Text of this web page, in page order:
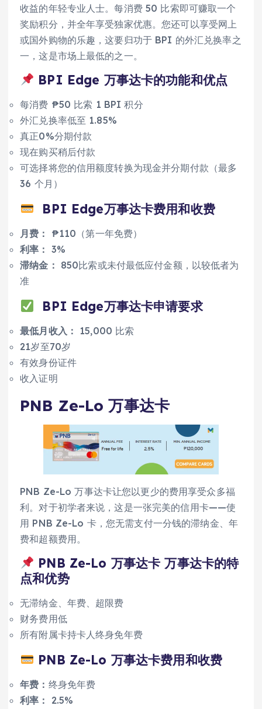
收益的年轻专业人士。每消费 50 比索即可赚取一个
奖励积分，并全年享受独家优惠。您还可以享受网上
或国外购物的乐趣，这要归功于 BPI 的外汇兑换率之
一，这是市场上最低的之一。
BPI Edge 万事达卡的功能和优点
每消费 ₱50 比索 1 BPI 积分
外汇兑换率低至 1.85%
真正0%分期付款
现在购买稍后付款
可选择将您的信用额度转换为现金并分期付款（最多
36 个月）
BPI Edge万事达卡费用和收费
月费：
₱110（第一年免费）
利率： 3%
滞纳金： 850比索或未付最低应付金额，以较低者为
准
BPI Edge万事达卡申请要求
最低月收入：
15,000 比索
21岁至70岁
有效身份证件
收入证明
PNB Ze-Lo 万事达卡
PNB Ze-Lo 万事达卡让您以更少的费用享受众多福
利。对于初学者来说，这是一张完美的信用卡——使
用 PNB Ze-Lo 卡，您无需支付一分钱的滞纳金、年
费和超额费用。
PNB Ze-Lo 万事达卡 万事达卡的特
点和优势
无滞纳金、年费、超限费
财务费用低
所有附属卡持卡人终身免年费
PNB Ze-Lo 万事达卡费用和收费
年费： 终身免年费
利率：
2.5%